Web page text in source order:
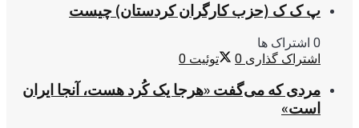
پ ک ک (حزب کارگران کردستان) چیست
0 اشتراک ها
اشتراک گذاری 0 توئیت 0
مردی که می‌گفت «هرجا یک کُرد هست، آنجا ایران
است»